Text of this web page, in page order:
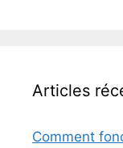
Articles
Comment